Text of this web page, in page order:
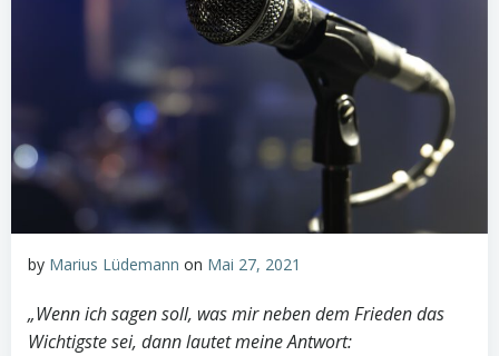
by Marius Lüdemann on Mai 27, 2021
„Wenn ich sagen soll, was mir neben dem Frieden das
Wichtigste sei, dann lautet meine Antwort: